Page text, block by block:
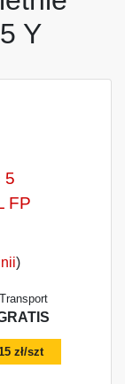
Y
5
FP
)
Transport
zł/szt